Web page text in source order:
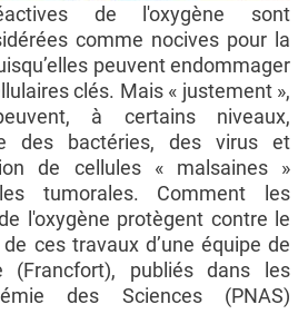
de l'oxygène sont
comme nocives pour la
peuvent endommager
clés. Mais « justement »,
à certains niveaux,
des bactéries, des virus et
de cellules « malsaines »
tumorales. Comment les
l'oxygène protègent contre le
de ces travaux d’une équipe de
(Francfort), publiés dans les
des Sciences (PNAS)